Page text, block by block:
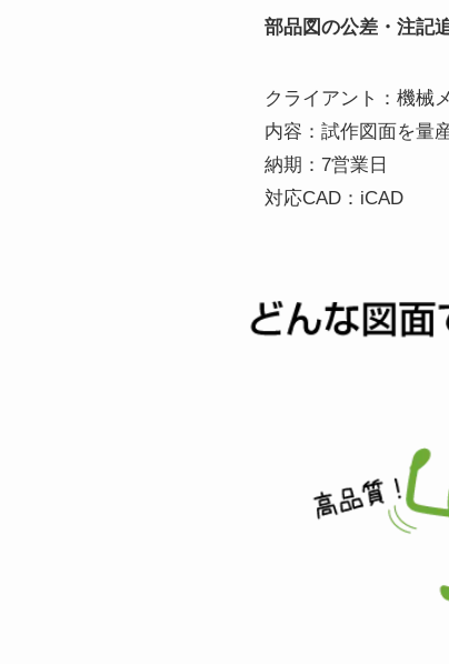
部品図の公差・注記
クライアント：機械
内容：試作図面を量
納期：7営業日
対応CAD：iCAD